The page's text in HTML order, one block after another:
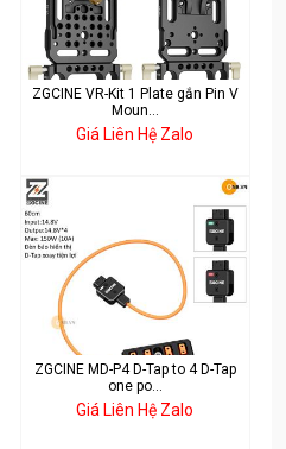
ZGCINE VR-Kit 1 Plate gắn Pin V
Moun...
Giá Liên Hệ Zalo
ZGCINE MD-P4 D-Tap to 4 D-Tap
one po...
Giá Liên Hệ Zalo